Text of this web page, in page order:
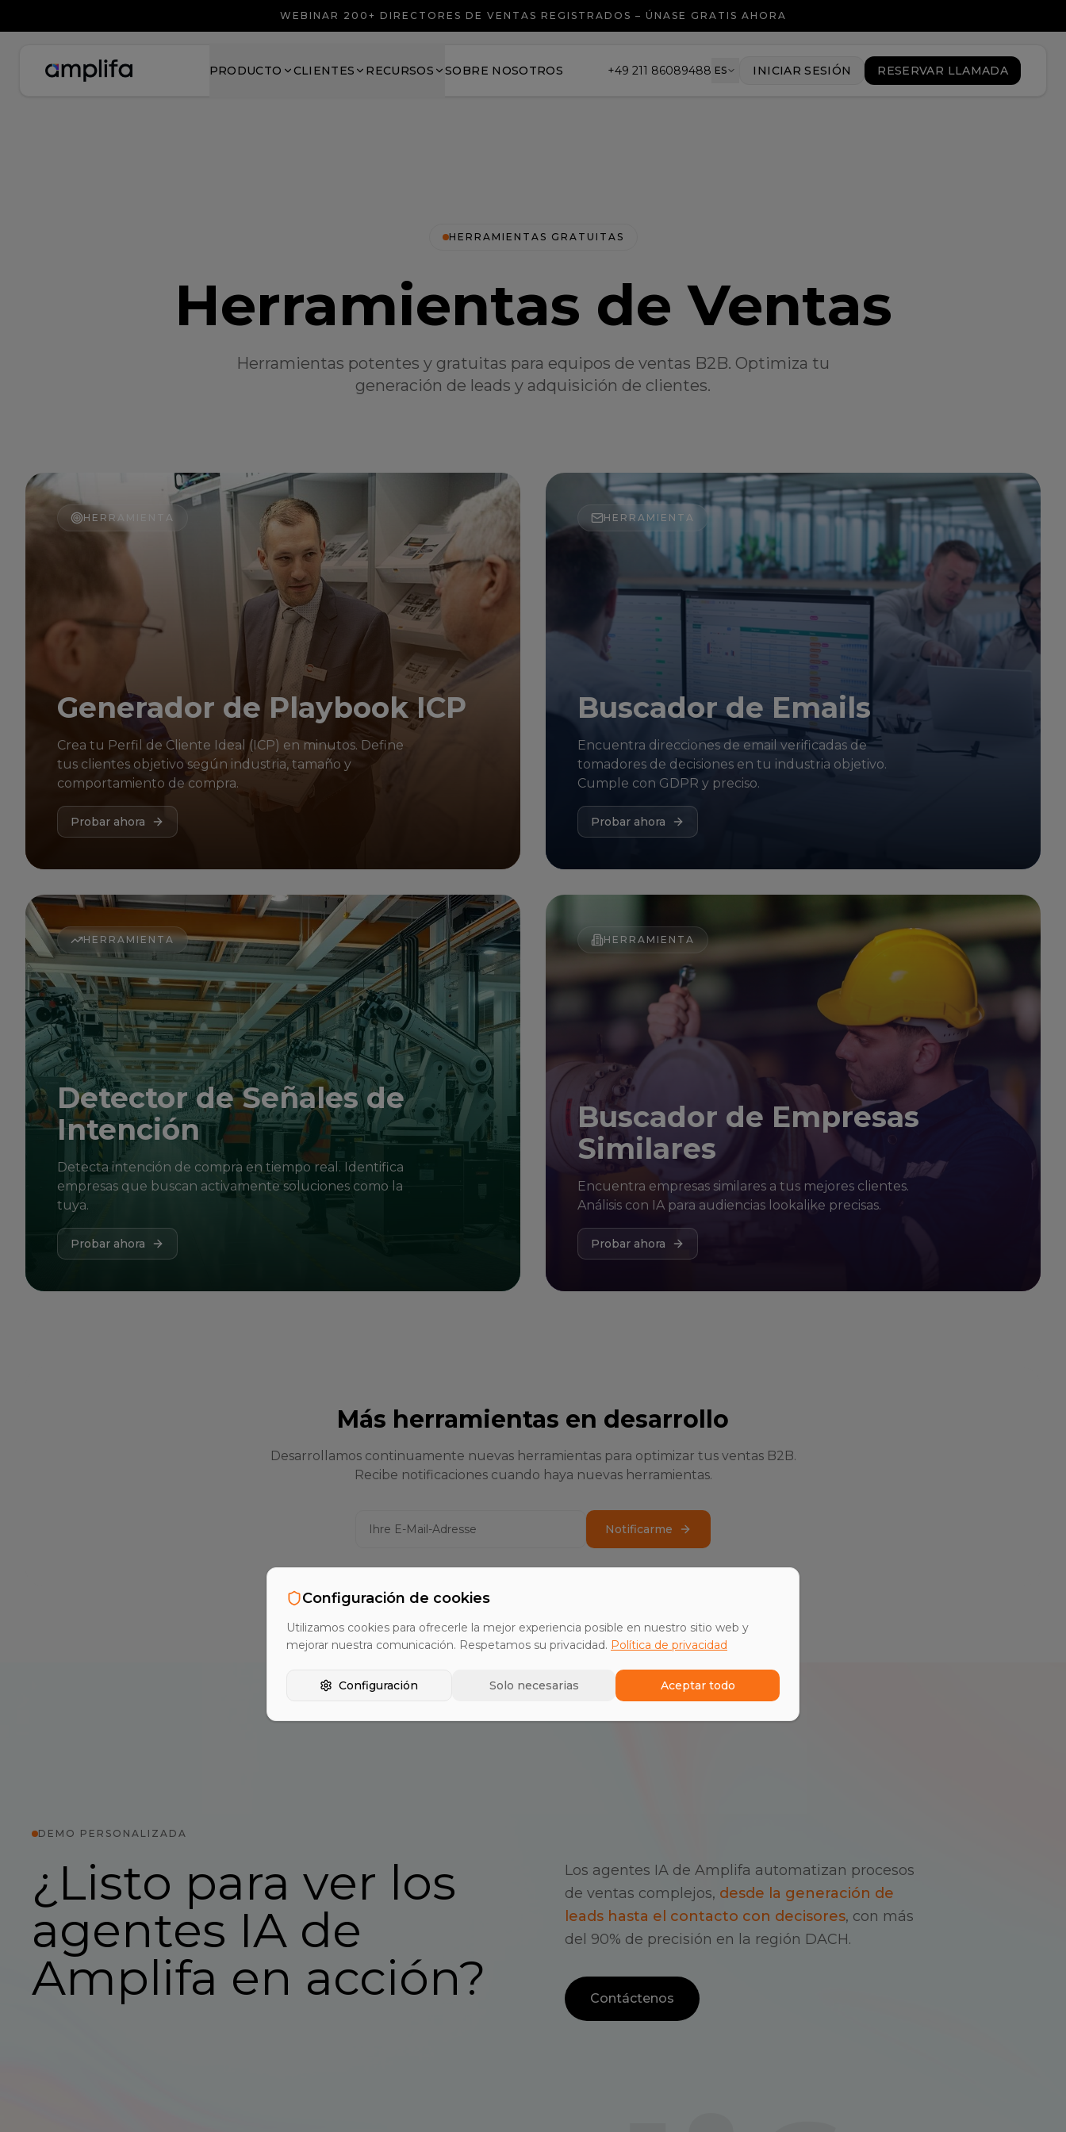
WEBINAR 200+ DIRECTORES DE VENTAS REGISTRADOS – ÚNASE GRATIS AHORA
PRODUCTO CLIENTES RECURSOS SOBRE NOSOTROS +49 211 86089488 ES INICIAR SESIÓN RESERVAR LLAMADA
HERRAMIENTAS GRATUITAS
Herramientas de Ventas
Herramientas potentes y gratuitas para equipos de ventas B2B. Optimiza tu
generación de leads y adquisición de clientes.
HERRAMIENTA
Generador de Playbook ICP
Crea tu Perfil de Cliente Ideal (ICP) en minutos. Define
tus clientes objetivo según industria, tamaño y
comportamiento de compra.
Probar ahora
HERRAMIENTA
Buscador de Emails
Encuentra direcciones de email verificadas de
tomadores de decisiones en tu industria objetivo.
Cumple con GDPR y preciso.
Probar ahora
HERRAMIENTA
Detector de Señales de
Intención
Detecta intención de compra en tiempo real. Identifica
empresas que buscan activamente soluciones como la
tuya.
Probar ahora
HERRAMIENTA
Buscador de Empresas
Similares
Encuentra empresas similares a tus mejores clientes.
Análisis con IA para audiencias lookalike precisas.
Probar ahora
Más herramientas en desarrollo
Desarrollamos continuamente nuevas herramientas para optimizar tus ventas B2B.
Recibe notificaciones cuando haya nuevas herramientas.
Notificarme
DEMO PERSONALIZADA
¿Listo para ver los
agentes IA de
Amplifa en acción?
Los agentes IA de Amplifa automatizan procesos
de ventas complejos, desde la generación de
leads hasta el contacto con decisores, con más
del 90% de precisión en la región DACH.
Contáctenos
Configuración de cookies
Utilizamos cookies para ofrecerle la mejor experiencia posible en nuestro sitio web y
mejorar nuestra comunicación. Respetamos su privacidad. Política de privacidad
Configuración Solo necesarias Aceptar todo